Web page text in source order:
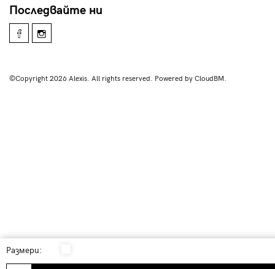
Размери:
Последвайте ни
©Copyright 2026 Alexis. All rights reserved. Powered by CloudBM.